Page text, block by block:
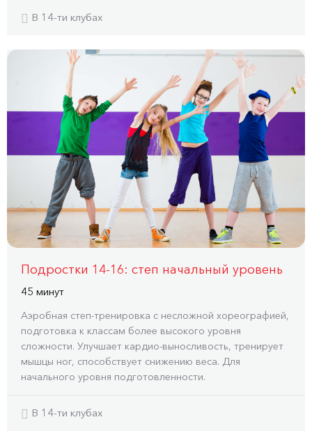
В 14-ти клубах
Подростки 14-16: степ начальный уровень
45 минут
Аэробная степ-тренировка с несложной хореографией,
подготовка к классам более высокого уровня
сложности. Улучшает кардио-выносливость, тренирует
мышцы ног, способствует снижению веса. Для
начального уровня подготовленности.
В 14-ти клубах